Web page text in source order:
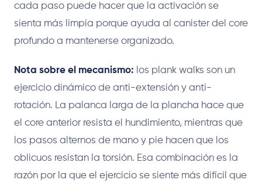
cada paso puede hacer que la activación se
sienta más limpia porque ayuda al canister del core
profundo a mantenerse organizado.
Nota sobre el mecanismo: los plank walks son un
ejercicio dinámico de anti-extensión y anti-
rotación. La palanca larga de la plancha hace que
el core anterior resista el hundimiento, mientras que
los pasos alternos de mano y pie hacen que los
oblicuos resistan la torsión. Esa combinación es la
razón por la que el ejercicio se siente más difícil que